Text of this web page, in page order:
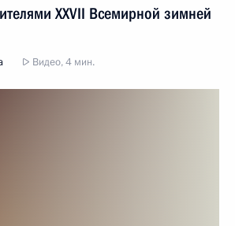
XXVII Всемирной зимней
Видео, 4 мин.